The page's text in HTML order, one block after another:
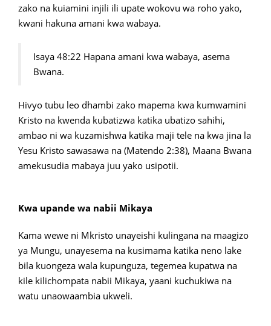
zako na kuiamini injili ili upate wokovu wa roho yako,
kwani hakuna amani kwa wabaya.
Isaya 48:22 Hapana amani kwa wabaya, asema
Bwana.
Hivyo tubu leo dhambi zako mapema kwa kumwamini
Kristo na kwenda kubatizwa katika ubatizo sahihi,
ambao ni wa kuzamishwa katika maji tele na kwa jina la
Yesu Kristo sawasawa na (Matendo 2:38), Maana Bwana
amekusudia mabaya juu yako usipotii.
Kwa upande wa nabii Mikaya
Kama wewe ni Mkristo unayeishi kulingana na maagizo
ya Mungu, unayesema na kusimama katika neno lake
bila kuongeza wala kupunguza, tegemea kupatwa na
kile kilichompata nabii Mikaya, yaani kuchukiwa na
watu unaowaambia ukweli.